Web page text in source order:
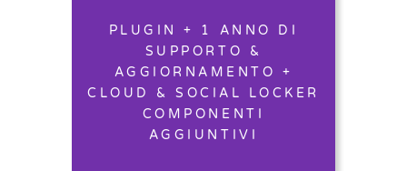
PLUGIN + 1 ANNO DI
SUPPORTO &
AGGIORNAMENTO +
CLOUD & SOCIAL LOCKER
COMPONENTI
AGGIUNTIVI